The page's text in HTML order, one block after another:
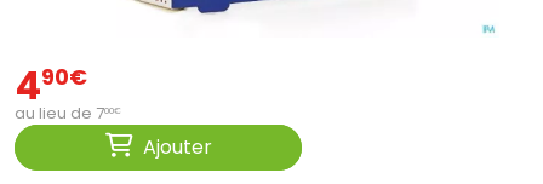
490€
au lieu de 700€
Ajouter